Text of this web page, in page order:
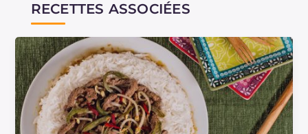
RECETTES ASSOCIÉES